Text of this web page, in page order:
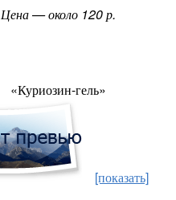
Цена — около 120 р.
«Куриозин-гель»
[показать]